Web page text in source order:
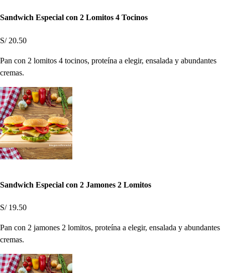
Sandwich Especial con 2 Lomitos 4 Tocinos
S/ 20.50
Pan con 2 lomitos 4 tocinos, proteína a elegir, ensalada y abundantes
cremas.
Sandwich Especial con 2 Jamones 2 Lomitos
S/ 19.50
Pan con 2 jamones 2 lomitos, proteína a elegir, ensalada y abundantes
cremas.